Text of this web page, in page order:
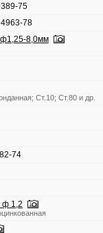
75
78
ф1,25-8,0мм
Ст.10; Ст.80 и др.
74
ф 1,2